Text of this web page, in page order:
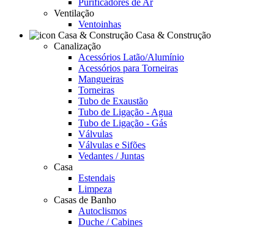
Purificadores de Ar
Ventilação
Ventoinhas
Casa & Construção
Canalização
Acessórios Latão/Alumínio
Acessórios para Torneiras
Mangueiras
Torneiras
Tubo de Exaustão
Tubo de Ligação - Agua
Tubo de Ligação - Gás
Válvulas
Válvulas e Sifões
Vedantes / Juntas
Casa
Estendais
Limpeza
Casas de Banho
Autoclismos
Duche / Cabines